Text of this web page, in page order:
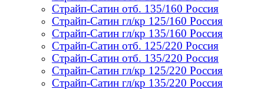
Страйп-Сатин отб. 135/160 Россия
Страйп-Сатин гл/кр 125/160 Россия
Страйп-Сатин гл/кр 135/160 Россия
Страйп-Сатин отб. 125/220 Россия
Страйп-Сатин отб. 135/220 Россия
Страйп-Сатин гл/кр 125/220 Россия
Страйп-Сатин гл/кр 135/220 Россия